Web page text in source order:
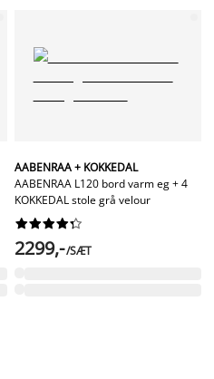
AABENRAA + KOKKEDAL
AABENRAA L120 bord varm eg + 4
KOKKEDAL stole grå velour






2299,-/SÆT